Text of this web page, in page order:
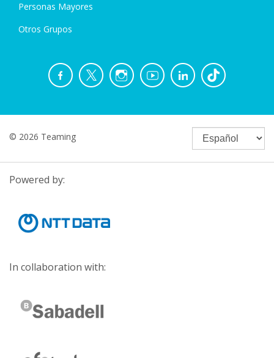
Personas Mayores
Otros Grupos
© 2026 Teaming
Powered by:
In collaboration with: